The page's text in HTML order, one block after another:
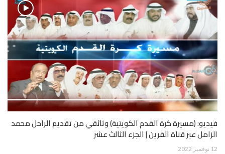
فيديو: (مسيرة كرة القدم الكويتية) وثائقي من تقديم الراحل محمد
الزامل عبر قناة القرين | الجزء الثالث عشر
12 نوفمبر 2022